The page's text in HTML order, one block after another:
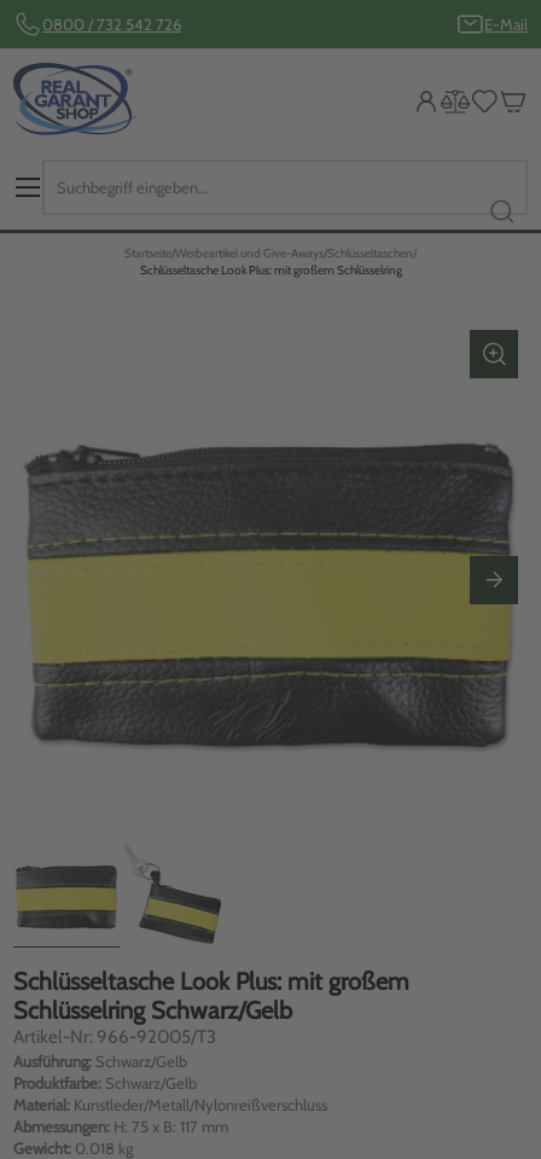
0800 / 732 542 726 E-Mail
Startseite Werbeartikel und Give-Aways Schlüsseltaschen
Schlüsseltasche Look Plus: mit großem Schlüsselring
Schlüsseltasche Look Plus: mit großem
Schlüsselring Schwarz/Gelb
Artikel-Nr: 966-92005/T3
Ausführung: Schwarz/Gelb
Produktfarbe: Schwarz/Gelb
Material: Kunstleder/Metall/Nylonreißverschluss
Abmessungen: H: 75 x B: 117 mm
Gewicht: 0.018 kg